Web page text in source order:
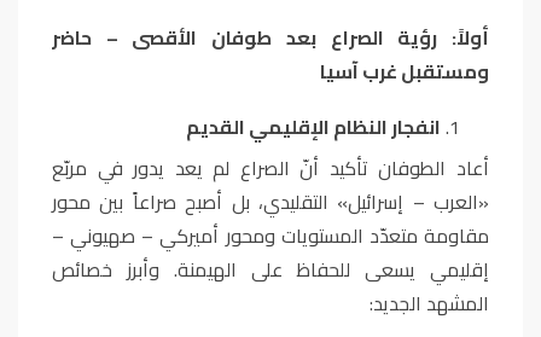
أولاً: رؤية الصراع بعد طوفان الأقصى – حاضر
ومستقبل غرب آسيا
انفجار النظام الإقليمي القديم
أعاد الطوفان تأكيد أنّ الصراع لم يعد يدور في مربّع
«العرب – إسرائيل» التقليدي، بل أصبح صراعاً بين محور
مقاومة متعدّد المستويات ومحور أميركي – صهيوني –
إقليمي يسعى للحفاظ على الهيمنة. وأبرز خصائص
المشهد الجديد: